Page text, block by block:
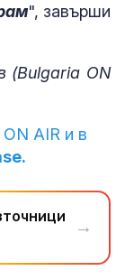
", завърши
(Bulgaria ON
AIR и в
→